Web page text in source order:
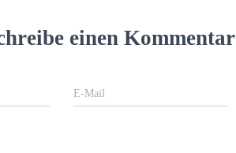
einen Kommentar
E-Mail